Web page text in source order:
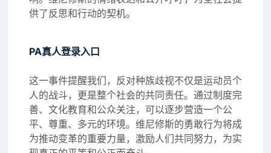
供了反思和行动的契机。
PA真人登录入口
这一事件提醒我们，反对种族歧视不仅是运动员个
人的战斗，更是整个社会的共同责任。通过制度完
善、文化教育和公众关注，可以逐步营造一个公
平、尊重、多元的环境。维尼修斯的勇敢行为将成
为推动变革的重要力量，激励人们共同努力，为实